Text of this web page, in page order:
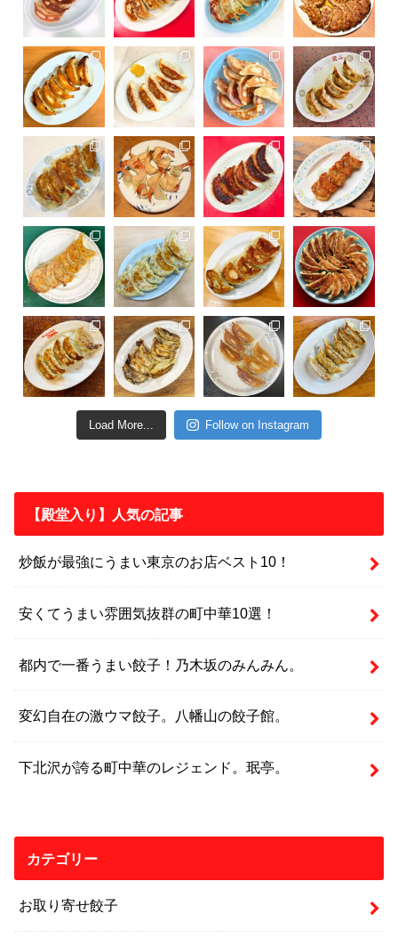
Load More... Follow on Instagram
【殿堂入り】人気の記事
炒飯が最強にうまい東京のお店ベスト10！
安くてうまい雰囲気抜群の町中華10選！
都内で一番うまい餃子！乃木坂のみんみん。
変幻自在の激ウマ餃子。八幡山の餃子館。
下北沢が誇る町中華のレジェンド。珉亭。
カテゴリー
お取り寄せ餃子